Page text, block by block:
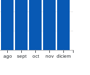
ago sept oct nov diciem